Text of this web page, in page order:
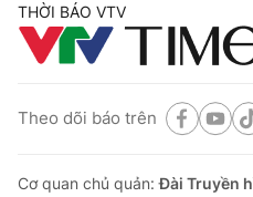
THỜI BÁO VTV
Theo dõi báo trên
Cơ quan chủ quản:Đài Truyền